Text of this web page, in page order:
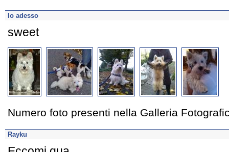
Io adesso
sweet
Numero foto presenti nella Galleria
Rayku